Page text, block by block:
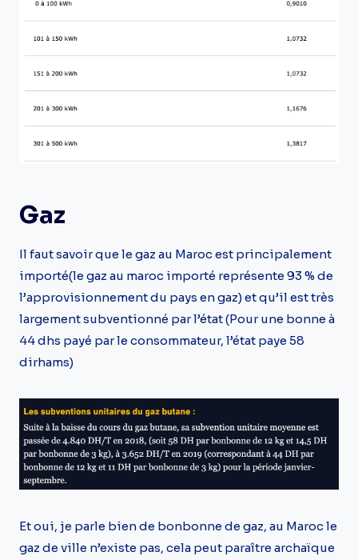
Gaz
Il faut savoir que le gaz au Maroc est principalement
importé(le gaz au maroc importé représente 93 % de
l’approvisionnement du pays en gaz) et qu’il est très
largement subventionné par l’état (Pour une bonne à
44 dhs payé par le consommateur, l’état paye 58
dirhams)
Et oui, je parle bien de bonbonne de gaz, au Maroc le
gaz de ville n’existe pas, cela peut paraître archaïque